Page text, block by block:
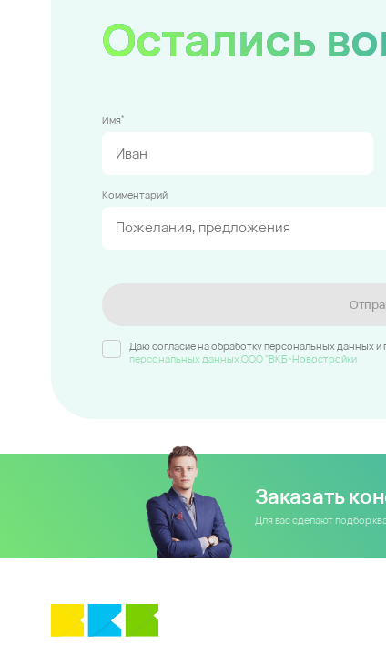
Остались
Имя*
Комментарий
Даю согласие на обработку персональных данных
персональных данных ООО "ВКБ-Новостройки
Заказать
Для вас сделают подбор